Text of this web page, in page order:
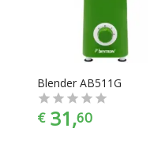
Blender AB511G
€ 31,60